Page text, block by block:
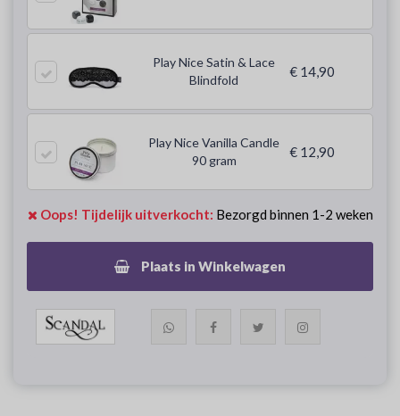
Play Nice Satin & Lace
Blindfold
€ 14,90
Play Nice Vanilla Candle
90 gram
€ 12,90
Oops! Tijdelijk uitverkocht: Bezorgd binnen 1-2 weken
Plaats in Winkelwagen